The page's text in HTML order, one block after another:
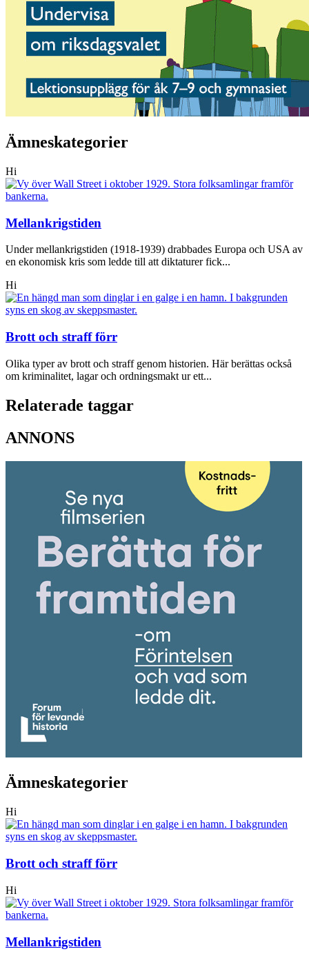
Ämneskategorier
Hi
Mellankrigstiden
Under mellankrigstiden (1918-1939) drabbades Europa och USA av
en ekonomisk kris som ledde till att diktaturer fick...
Hi
Brott och straff förr
Olika typer av brott och straff genom historien. Här berättas också
om kriminalitet, lagar och ordningsmakt ur ett...
Relaterade taggar
ANNONS
Ämneskategorier
Hi
Brott och straff förr
Hi
Mellankrigstiden